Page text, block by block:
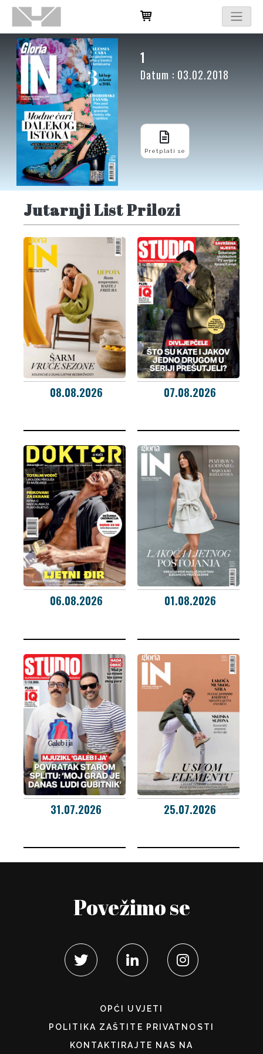
1
Datum : 03.02.2018
Pretplati se
Jutarnji List Prilozi
08.08.2026 07.08.2026
06.08.2026 01.08.2026
31.07.2026 25.07.2026
Povežimo se
OPĆI UVJETI
POLITIKA ZAŠTITE PRIVATNOSTI
KONTAKTIRAJTE NAS NA